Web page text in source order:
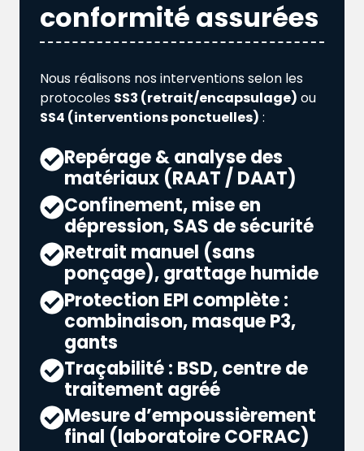
conformité assurées
Nous réalisons nos interventions selon les
protocoles SS3 (retrait/encapsulage) ou
SS4 (interventions ponctuelles) :
Repérage & analyse des
matériaux (RAAT / DAAT)
Confinement, mise en
dépression, SAS de sécurité
Retrait manuel (sans
ponçage), grattage humide
Protection EPI complète :
combinaison, masque P3,
gants
Traçabilité : BSD, centre de
traitement agréé
Mesure d’empoussièrement
final (laboratoire COFRAC)